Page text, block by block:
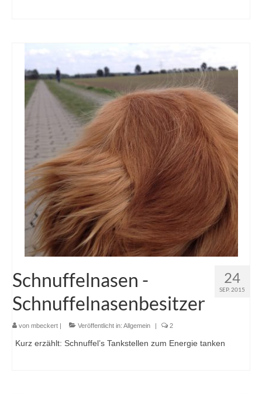
24
SEP. 2015
Schnuffelnasen -
Schnuffelnasenbesitzer
von mbeckert Veröffentlicht in: Allgemein 2
Kurz erzählt: Schnuffel’s Tankstellen zum Energie tanken